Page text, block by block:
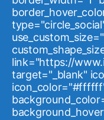
link="https://
target="_blank"